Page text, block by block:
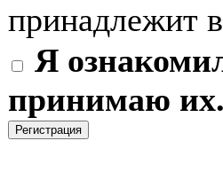
принадлежит
Я
принимаю их.